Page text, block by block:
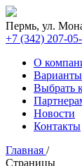
Пермь, ул.
+7 (342) 207-
О
Выбрать
Новости
Контакты
Главная /
Страницы